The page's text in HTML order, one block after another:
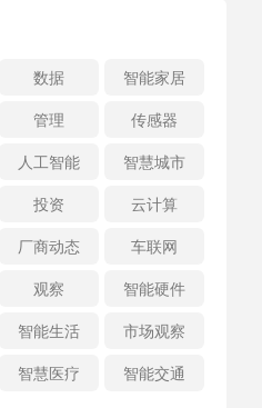
数据
智能家居
管理
传感器
人工智能
智慧城市
投资
云计算
厂商动态
车联网
观察
智能硬件
智能生活
市场观察
智慧医疗 智能交通